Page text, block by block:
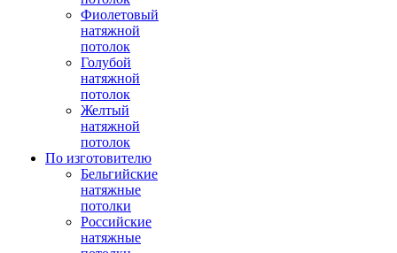
Фиолетовый
натяжной
потолок
Голубой
натяжной
потолок
Желтый
натяжной
потолок
По изготовителю
Бельгийские
натяжные
потолки
Российские
натяжные